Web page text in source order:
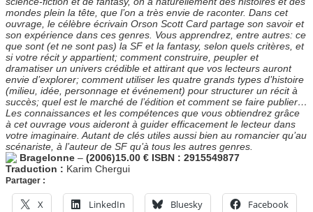
mondes plein la tête, que l’on a très envie de raconter. Dans cet
ouvrage, le célèbre écrivain Orson Scott Card partage son savoir et
son expérience dans ces genres. Vous apprendrez, entre autres: ce
que sont (et ne sont pas) la SF et la fantasy, selon quels critères, et
si votre récit y appartient; comment construire, peupler et
dramatiser un univers crédible et attirant que vos lecteurs auront
envie d’explorer; comment utiliser les quatre grands types d’histoire
(milieu, idée, personnage et événement) pour structurer un récit à
succès; quel est le marché de l’édition et comment se faire publier…
Les connaissances et les compétences que vous obtiendrez grâce
à cet ouvrage vous aideront à guider efficacement le lecteur dans
votre imaginaire. Autant de clés utiles aussi bien au romancier qu’au
scénariste, à l’auteur de SF qu’à tous les autres genres.
Bragelonne – (2006)15.00 € ISBN : 2915549877
Traduction : Karim Chergui
Partager :
X LinkedIn Bluesky Facebook